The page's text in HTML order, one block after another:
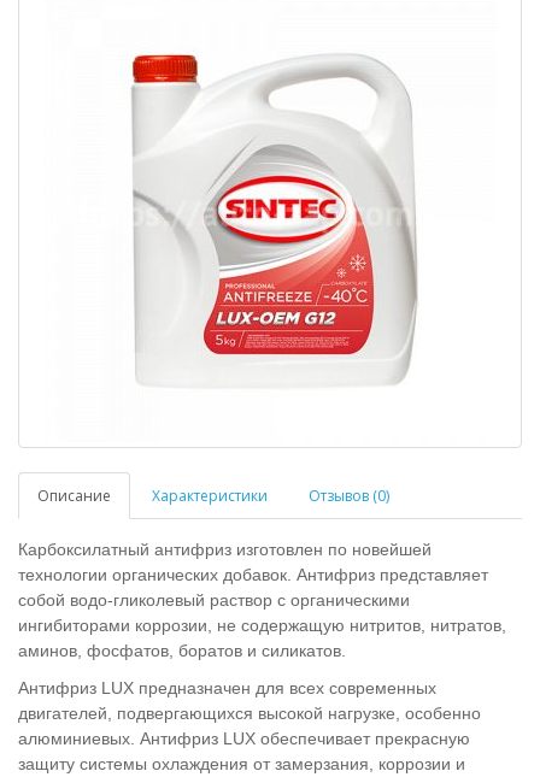
Описание Характеристики Отзывов (0)
Карбоксилатный антифриз изготовлен по новейшей
технологии органических добавок. Антифриз представляет
собой водо-гликолевый раствор с органическими
ингибиторами коррозии, не содержащую нитритов, нитратов,
аминов, фосфатов, боратов и силикатов.
Антифриз LUX предназначен для всех современных
двигателей, подвергающихся высокой нагрузке, особенно
алюминиевых. Антифриз LUX обеспечивает прекрасную
защиту системы охлаждения от замерзания, коррозии и